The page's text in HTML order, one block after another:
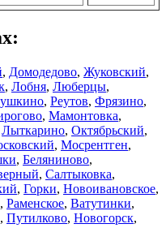
, Домодедово, Жуковский,
, Лобня, Люберцы,
, Реутов, Фрязино,
, Мамонтовка,
Лыткарино, Октябрьский,
, Мосрентген,
, Беляниново,
, Салтыковка,
, Горки, Новоивановское,
, Раменское, Ватутинки,
, Путилково, Новогорск,